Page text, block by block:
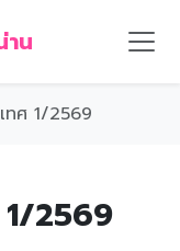
น
ทศ 1/2569
2569